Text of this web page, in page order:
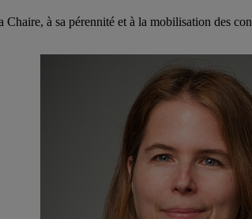
à sa pérennité et à la mobilisation des